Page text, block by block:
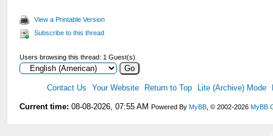
View a Printable Version
Subscribe to this thread
Users browsing this thread: 1 Guest(s)
Contact Us Your Website Return to Top Lite (Archive) Mode
Current time: 08-08-2026, 07:55 AM Powered By MyBB , © 2002-2026 MyBB